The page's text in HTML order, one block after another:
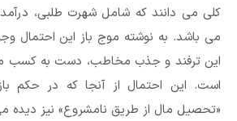
کلی می دانند که شامل شهرت طلبی،
می باشد. به نوشته موج باز این احتمال
این ترفند و جذب مخاطب، دست به کسب
است. این احتمال از آنجا که در حکم
«تحصیل مال از طریق نامشروع» نیز دیده